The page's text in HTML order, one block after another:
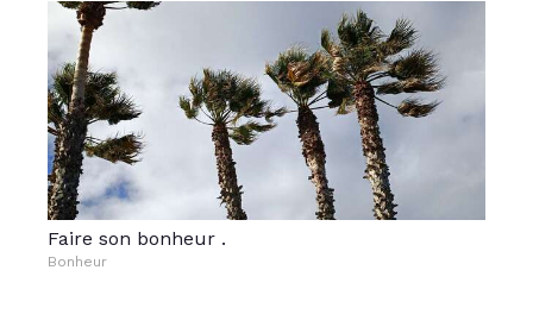
Faire son bonheur .
Bonheur